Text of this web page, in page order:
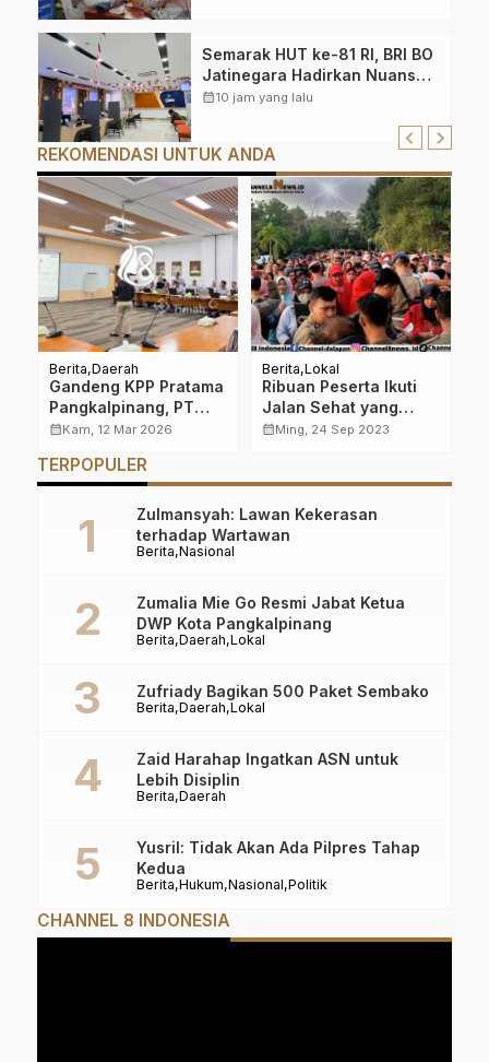
Semarak HUT ke-81 RI, BRI BO
Jatinegara Hadirkan Nuansa
Merah Putih di Lingkungan
calendar_month10 jam yang lalu
REKOMENDASI UNTUK ANDA
Berita Daerah
Gandeng KPP Pratama
Pangkalpinang, PT
Timah Edukasi
SPT Tahunan Lewat
Coretax
calendar_monthKam, 12 Mar 2026
Berita Lokal
Ribuan Peserta Ikuti
Jalan Sehat yang
Digelar oleh DWP
calendar_monthMing, 24 Sep 2023
TERPOPULER
Berita Nasional
Zulmansyah: Lawan Kekerasan
terhadap Wartawan
Berita Daerah Lokal
Zumalia Mie Go Resmi Jabat Ketua
DWP Kota Pangkalpinang
Berita Daerah Lokal
Zufriady Bagikan 500 Paket Sembako
Berita Daerah
Zaid Harahap Ingatkan ASN untuk
Lebih Disiplin
Berita Hukum Nasional Politik
Yusril: Tidak Akan Ada Pilpres Tahap
Kedua
CHANNEL 8 INDONESIA